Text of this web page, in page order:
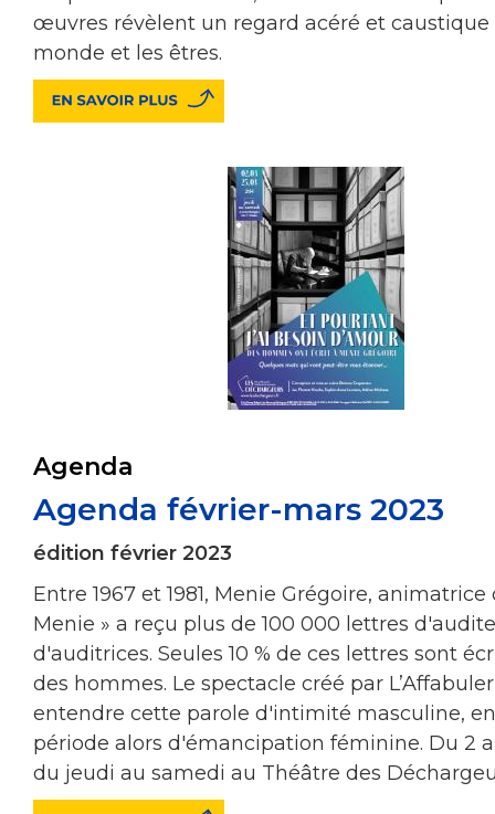
œuvres révèlent un regard acéré et caustique
monde et les êtres.
Agenda
Agenda février-mars 2023
édition février 2023
Entre 1967 et 1981, Menie Grégoire,
Menie » a reçu plus de 100 000 lettres
d'auditrices. Seules 10 % de ces lettres sont
des hommes. Le spectacle créé par
entendre cette parole d'intimité masculine,
période alors d'émancipation féminine. Du 2
du jeudi au samedi au Théâtre des